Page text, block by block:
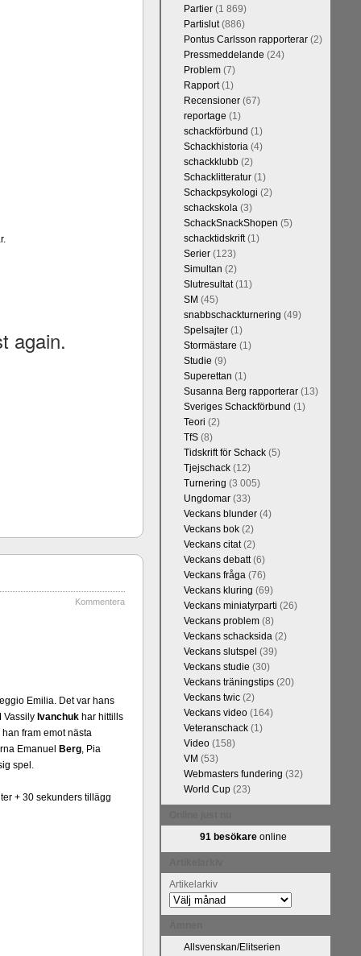
Hikaru
skriverier i
efter
konst.
med
som
Kommentera
Emilia. Det var hans
Vassily Ivanchuk har hittills
fram emot nästa
Emanuel
Berg, Pia
spel.
+ 30 sekunders tillägg
Partier(1 869)
Partislut(886)
Pontus Carlsson rapporterar(2)
Pressmeddelande (24)
Problem(7)
Rapport(1)
Recensioner(67)
reportage (1)
schackförbund (1)
Schackhistoria(4)
schackklubb(2)
Schacklitteratur(1)
Schackpsykologi (2)
schackskola(3)
SchackSnackShopen (5)
schacktidskrift(1)
Serier(123)
Simultan (2)
Slutresultat(11)
SM (45)
snabbschackturnering (49)
Spelsajter(1)
Stormästare (1)
Studie (9)
Superettan (1)
Susanna Berg rapporterar(13)
Sveriges Schackförbund (1)
Teori (2)
TfS(8)
Tidskrift för Schack(5)
Tjejschack(12)
Turnering (3 005)
Ungdomar(33)
Veckans blunder(4)
Veckans bok(2)
Veckans citat(2)
Veckans debatt(6)
Veckans fråga(76)
Veckans kluring (69)
Veckans miniatyrparti (26)
Veckans problem(8)
Veckans schacksida(2)
Veckans slutspel (39)
Veckans studie (30)
Veckans träningstips(20)
Veckans twic(2)
Veckans video(164)
Veteranschack(1)
Video(158)
VM (53)
Webmasters fundering (32)
World Cup(23)
91 besökareonline
Artikelarkiv
Allsvenskan/Elitserien